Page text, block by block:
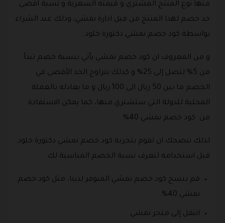
منها نوع المنتج المشتري و قيمته السعرية و نسبة اقصى
حد خصم لهذا المنتج من قبل ادارة نمشي، وذلك عند الشراء
بواسطة كود خصم نمشي دكتورة خلود.
و من المعروف ان كود خصم نمشي يأتي بنسبة خصم تبدأ
من 5% لتصل إلى 25% و كذلك يتراوح الحد الأقصى في
الخصم ما بين 50 ريال الى 100 ريال و ما يعادله بالعملة
المحلية للدولة التي ستشتري منها، كما يمكن الاستفادة
من كود خصم نمشي 40%.
لذلك ننصحك ان تقوم بتجربة كود خصم نمشي دكتورة خلود
قبل استخدامه لتعرف نسبة الخصم المناسبة لك :
قم بنسخ كود خصم نمشي المتوفر لدينا، مثل كود خصم
نمشي 40%.
انتقل إلى متجر نمشي .